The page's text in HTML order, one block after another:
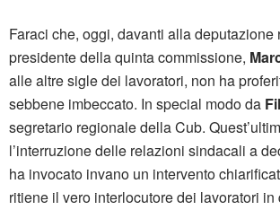
Faraci che, oggi, davanti alla deputazione
presidente della quinta commissione,
alle altre sigle dei lavoratori, non ha
sebbene imbeccato. In special modo da
segretario regionale della Cub.
l’interruzione delle relazioni sindacali a
ha invocato invano un intervento
ritiene il vero interlocutore dei lavoratori in